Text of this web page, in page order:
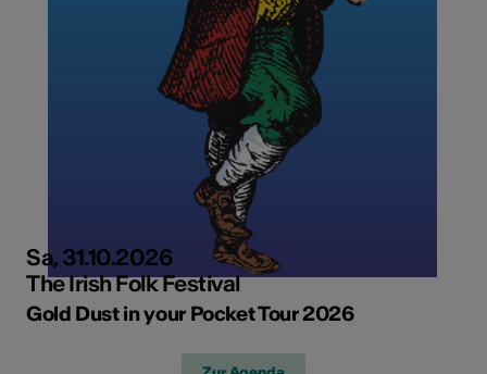
Sa, 31.10.2026
The Irish Folk Festival
Gold Dust in your Pocket Tour 2026